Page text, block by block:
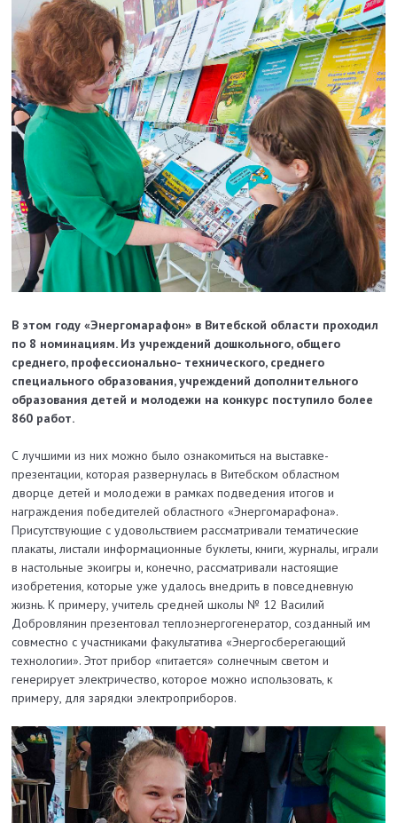
В этом году «Энергомарафон» в Витебской области проходил
по 8 номинациям. Из учреждений дошкольного, общего
среднего, профессионально- технического, среднего
специального образования, учреждений дополнительного
образования детей и молодежи на конкурс поступило более
860 работ.
С лучшими из них можно было ознакомиться на выставке-
презентации, которая развернулась в Витебском областном
дворце детей и молодежи в рамках подведения итогов и
награждения победителей областного «Энергомарафона».
Присутствующие с удовольствием рассматривали тематические
плакаты, листали информационные буклеты, книги, журналы, играли
в настольные экоигры и, конечно, рассматривали настоящие
изобретения, которые уже удалось внедрить в повседневную
жизнь. К примеру, учитель средней школы № 12 Василий
Добровлянин презентовал теплоэнергогенератор, созданный им
совместно с участниками факультатива «Энергосберегающий
технологии». Этот прибор «питается» солнечным светом и
генерирует электричество, которое можно использовать, к
примеру, для зарядки электроприборов.